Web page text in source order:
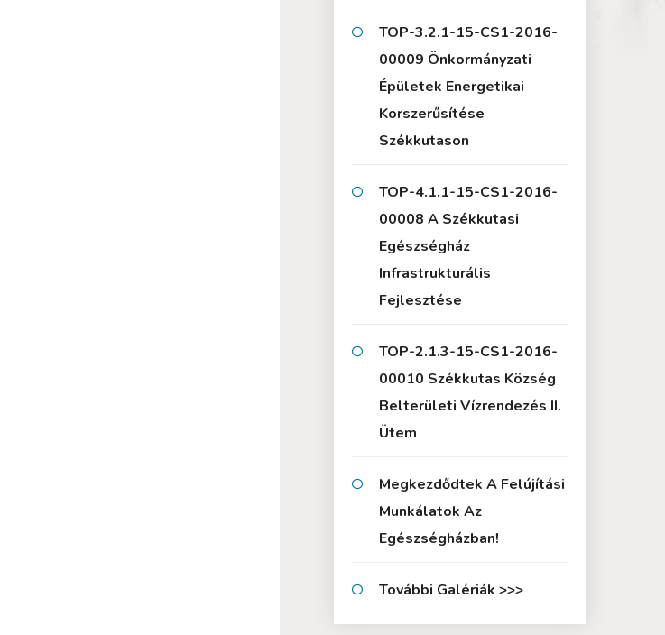
TOP-3.2.1-15-CS1-2016-
00009 Önkormányzati
Épületek Energetikai
Korszerűsítése
Székkutason
TOP-4.1.1-15-CS1-2016-
00008 A Székkutasi
Egészségház
Infrastrukturális
Fejlesztése
TOP-2.1.3-15-CS1-2016-
00010 Székkutas Község
Belterületi Vízrendezés II.
Ütem
Megkezdődtek A Felújítási
Munkálatok Az
Egészségházban!
További Galériák >>>